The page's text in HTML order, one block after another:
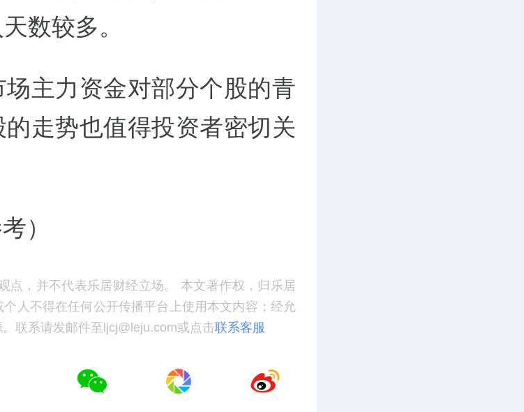
数较多。
主力资金对部分个股的青
走势也值得投资者密切关
）
点，并不代表乐居财经立场。 本文著作权，归乐居
人不得在任何公开传播平台上使用本文内容；经允
联系请发邮件至ljcj@leju.com或点击联系客服